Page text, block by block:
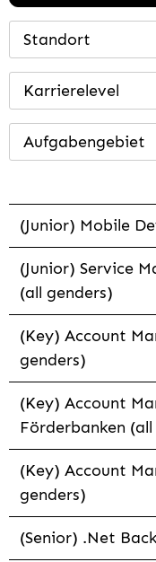
Standort
Karrierelevel
Aufgabengebiet
(Junior) Mobile
(Junior) Service
(all genders)
(Key) Account
genders)
(Key) Account
Förderbanken
(Key) Account
genders)
(Senior) .Net